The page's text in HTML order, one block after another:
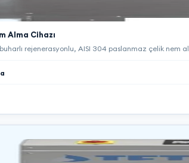
Alma Cihazı
rejenerasyonlu, AISI 304 paslanmaz çelik nem